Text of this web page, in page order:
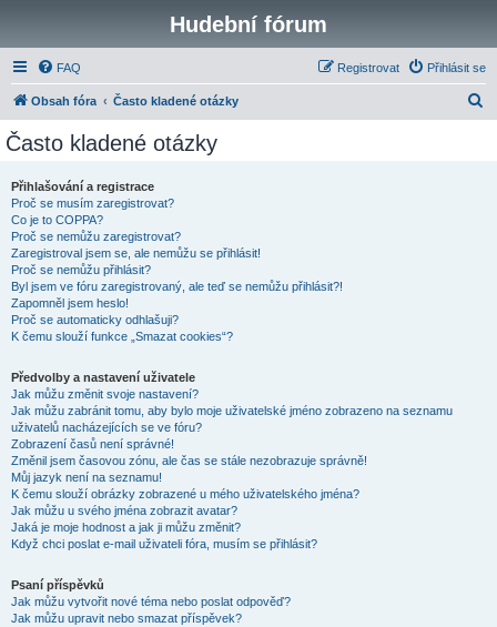
Hudební fórum
FAQ Přihlásit se
Registrovat
Obsah fóra Často kladené otázky
Často kladené otázky
Přihlašování a registrace
Proč se musím zaregistrovat?
Co je to COPPA?
Proč se nemůžu zaregistrovat?
Zaregistroval jsem se, ale nemůžu se přihlásit!
Proč se nemůžu přihlásit?
Byl jsem ve fóru zaregistrovaný, ale teď se nemůžu přihlásit?!
Zapomněl jsem heslo!
Proč se automaticky odhlašuji?
K čemu slouží funkce „Smazat cookies“?
Předvolby a nastavení uživatele
Jak můžu změnit svoje nastavení?
Jak můžu zabránit tomu, aby bylo moje uživatelské jméno zobrazeno na seznamu
uživatelů nacházejících se ve fóru?
Zobrazení časů není správné!
Změnil jsem časovou zónu, ale čas se stále nezobrazuje správně!
Můj jazyk není na seznamu!
K čemu slouží obrázky zobrazené u mého uživatelského jména?
Jak můžu u svého jména zobrazit avatar?
Jaká je moje hodnost a jak ji můžu změnit?
Když chci poslat e-mail uživateli fóra, musím se přihlásit?
Psaní příspěvků
Jak můžu vytvořit nové téma nebo poslat odpověď?
Jak můžu upravit nebo smazat příspěvek?